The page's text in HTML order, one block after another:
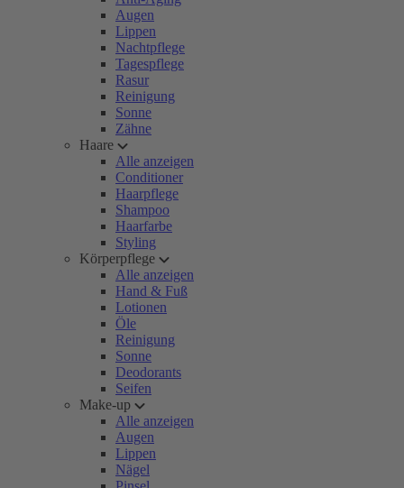
Augen
Lippen
Nachtpflege
Tagespflege
Rasur
Reinigung
Sonne
Zähne
Haare
Alle anzeigen
Conditioner
Haarpflege
Shampoo
Haarfarbe
Styling
Körperpflege
Alle anzeigen
Hand & Fuß
Lotionen
Öle
Reinigung
Sonne
Deodorants
Seifen
Make-up
Alle anzeigen
Augen
Lippen
Nägel